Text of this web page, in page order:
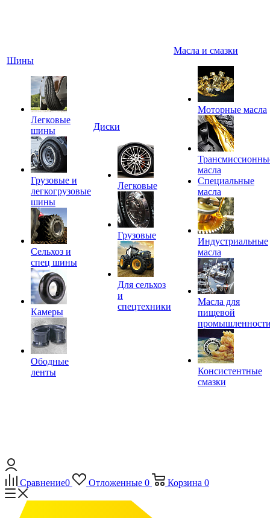
Шины
Легковые
шины
Грузовые и
легкогрузовые
шины
Сельхоз и
спец шины
Камеры
Ободные
ленты
Диски
Легковые
Грузовые
Для сельхоз
и
спецтехники
Масла и смазки
Моторные масла
масла
Специальные
масла
Индустриальные
масла
Масла для
пищевой
Консистентные
смазки
Сравнение0 Отложенные 0 Корзина 0